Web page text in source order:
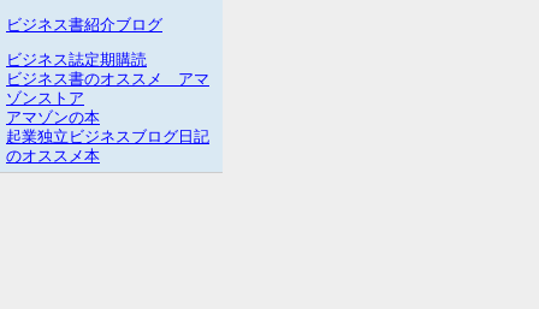
ビジネス書紹介ブログ
ビジネス誌定期購読
ビジネス書のオススメ アマ
ゾンストア
アマゾンの本
起業独立ビジネスブログ日記
のオススメ本